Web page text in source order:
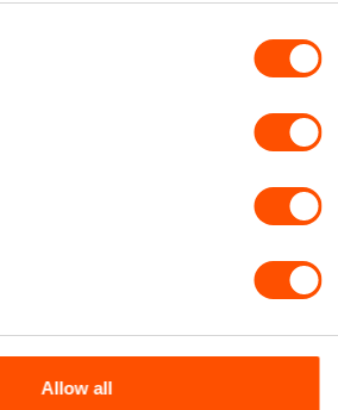
Allow allmyös